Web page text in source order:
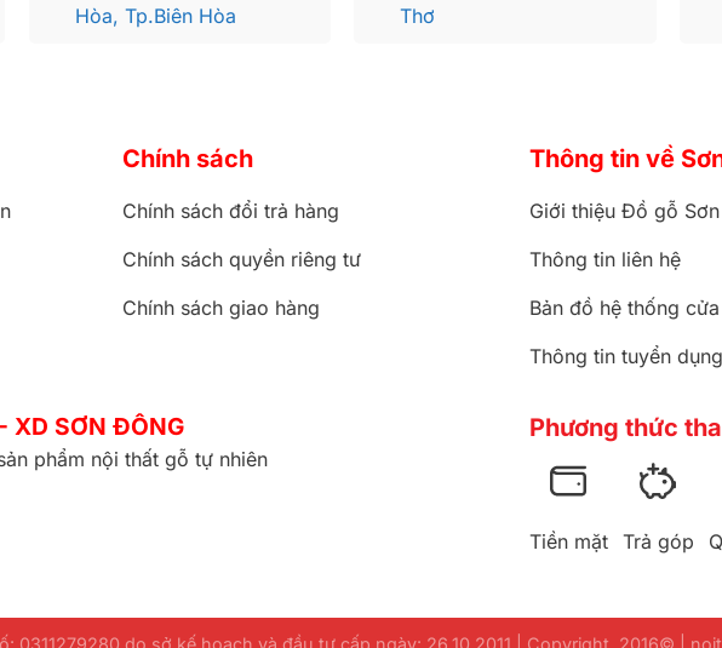
Hòa, Tp.Biên Hòa
Thơ
Chính sách
Chính sách đổi trả hàng
Chính sách quyền riêng tư
Chính sách giao hàng
Thông tin về
Giới thiệu Đồ gỗ
Thông tin liên hệ
Bản đồ hệ thống
Thông tin tuyển dụng
XD SƠN ĐÔNG
phẩm nội thất gỗ tự nhiên
Phương thức
Tiền mặt Trả góp
0311279280 do sở kế hoạch và đầu tư cấp ngày: 26.10.2011 | Copyright 2016© |